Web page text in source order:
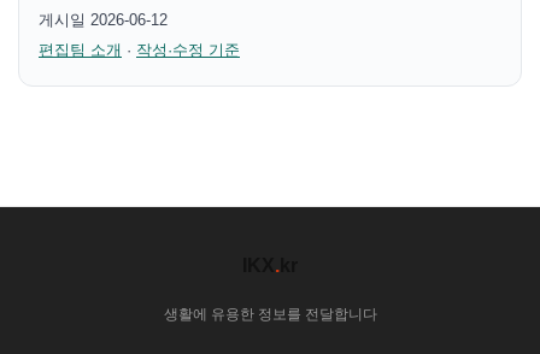
게시일 2026-06-12
편집팀 소개 · 작성·수정 기준
.
생활에 유용한 정보를 전달합니다